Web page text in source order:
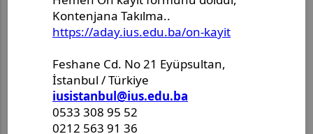
Announcement - Ms. Ulya Nur
Karlidag
Symposium of Academic
Studies
Master Thesis Defense